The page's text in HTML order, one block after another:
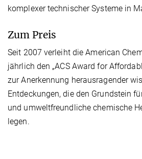
komplexer technischer Systeme in
Zum Preis
Seit 2007 verleiht die American
jährlich den „ACS Award for
zur Anerkennung herausragender
Entdeckungen, die den Grundstein
und umweltfreundliche chemische
legen.